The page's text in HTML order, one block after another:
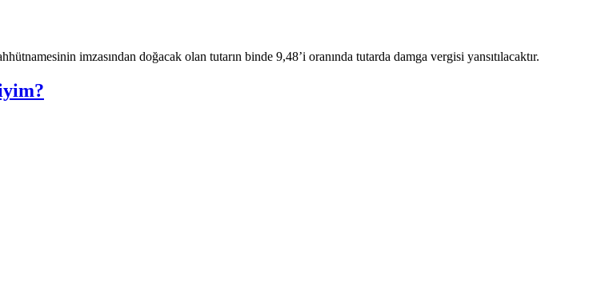
imzasından doğacak olan tutarın binde 9,48’i oranında tutarda damga vergisi yansıtılacaktır.